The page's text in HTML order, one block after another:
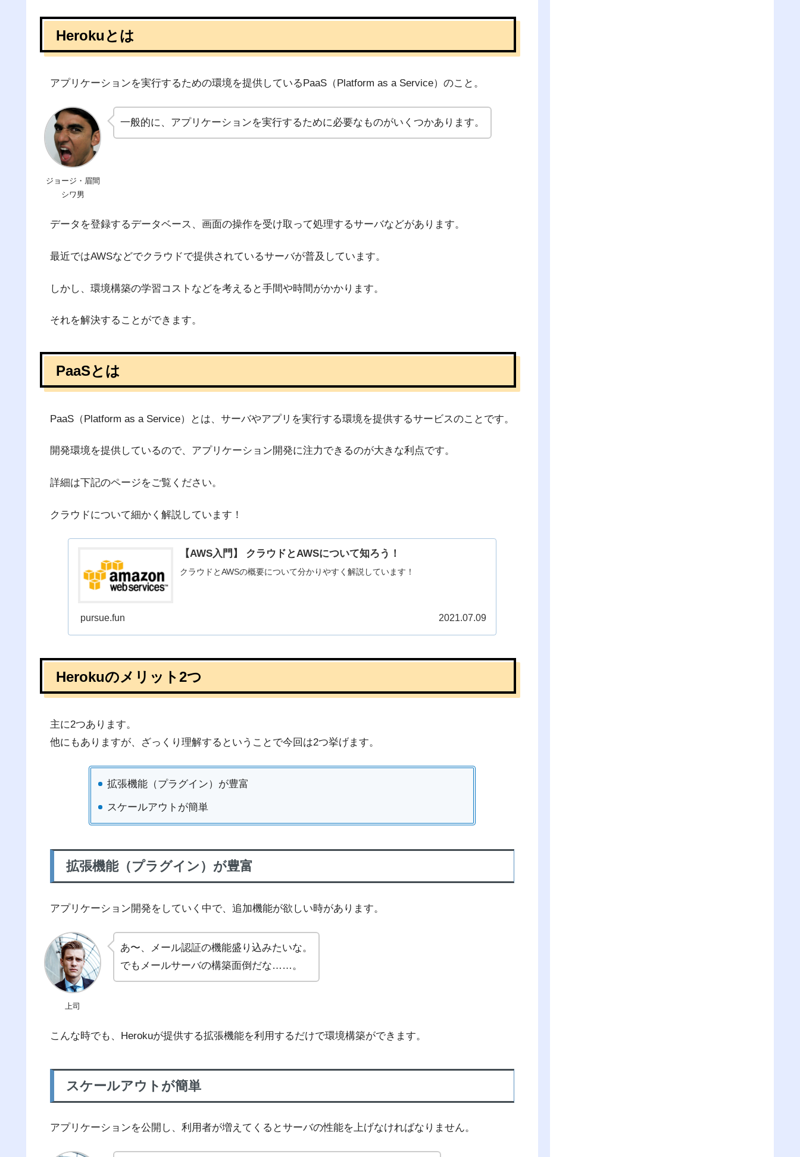
Herokuとは
アプリケーションを実行するための環境を提供しているPaaS（Platform as a Service）のこと。
ジョージ・眉間
シワ男
一般的に、アプリケーションを実行するために必要なものがいくつかあります。
データを登録するデータベース、画面の操作を受け取って処理するサーバなどがあります。
最近ではAWSなどでクラウドで提供されているサーバが普及しています。
しかし、環境構築の学習コストなどを考えると手間や時間がかかります。
それを解決することができます。
PaaSとは
PaaS（Platform as a Service）とは、サーバやアプリを実行する環境を提供するサービスのことです。
開発環境を提供しているので、アプリケーション開発に注力できるのが大きな利点です。
詳細は下記のページをご覧ください。
クラウドについて細かく解説しています！
【AWS入門】 クラウドとAWSについて知ろう！
クラウドとAWSの概要について分かりやすく解説しています！
pursue.fun 2021.07.09
Herokuのメリット2つ
主に2つあります。
他にもありますが、ざっくり理解するということで今回は2つ挙げます。
拡張機能（プラグイン）が豊富
スケールアウトが簡単
拡張機能（プラグイン）が豊富
アプリケーション開発をしていく中で、追加機能が欲しい時があります。
上司
あ〜、メール認証の機能盛り込みたいな。
でもメールサーバの構築面倒だな……。
こんな時でも、Herokuが提供する拡張機能を利用するだけで環境構築ができます。
スケールアウトが簡単
アプリケーションを公開し、利用者が増えてくるとサーバの性能を上げなければなりません。